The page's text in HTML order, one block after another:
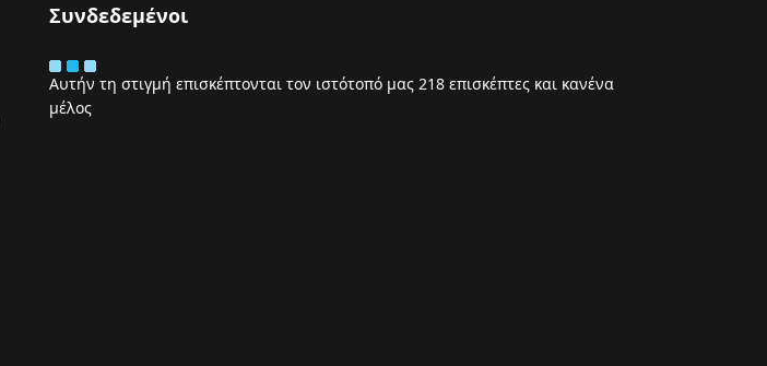
Συνδεδεμένοι
Αυτήν τη στιγμή επισκέπτονται τον ιστότοπό μας 218 επισκέπτες και κανένα
μέλος